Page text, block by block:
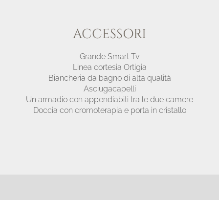
ACCESSORI
Grande Smart Tv
Linea cortesia Ortigia
Biancheria da bagno di alta qualità
Asciugacapelli
Un armadio con appendiabiti tra le due camere
Doccia con cromoterapia e porta in cristallo